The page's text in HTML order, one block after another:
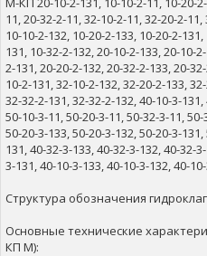
11, 20-32-2-11, 32-10-2-11, 32-20-2-
10-10-2-132, 10-20-2-133, 10-20-2-
131, 10-32-2-132, 20-10-2-133, 20-10-
2-131, 20-20-2-132, 20-32-2-133, 20-
10-2-131, 32-10-2-132, 32-20-2-133,
32-32-2-131, 32-32-2-132, 40-10-3-
50-10-3-11, 50-20-3-11, 50-32-3-11,
50-20-3-133, 50-20-3-132, 50-20-3-
131, 40-32-3-133, 40-32-3-132, 40-32-
3-131, 40-10-3-133, 40-10-3-132, 40-
Структура обозначения
Основные технические
КП М):